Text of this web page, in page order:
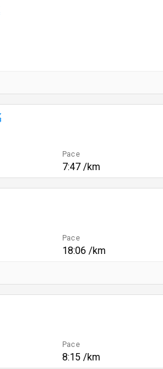
Pace
7:47 /km
Pace
18:06 /km
Pace
8:15 /km